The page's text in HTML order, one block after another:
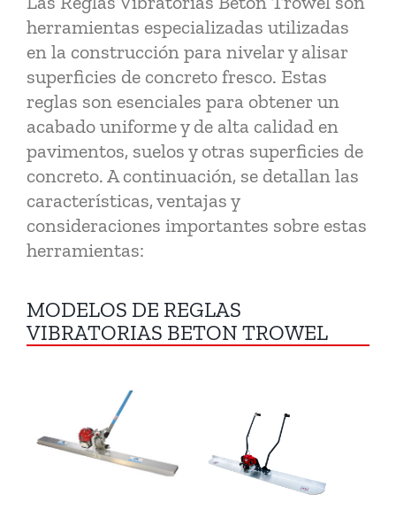
VIDEOS
CONTACTO
herramientas especializadas utilizadas
en la construcción para nivelar y alisar
superficies de concreto fresco. Estas
reglas son esenciales para obtener un
acabado uniforme y de alta calidad en
pavimentos, suelos y otras superficies de
concreto. A continuación, se detallan las
características, ventajas y
consideraciones importantes sobre estas
herramientas:
MODELOS DE REGLAS
VIBRATORIAS BETON TROWEL